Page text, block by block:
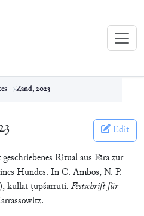
(eBL)
Zand, 2023
Edit
Ritual aus Fāra zur
Hundes. In C. Ambos, N. P.
kullat ṭupšarrūti. Festschrift für